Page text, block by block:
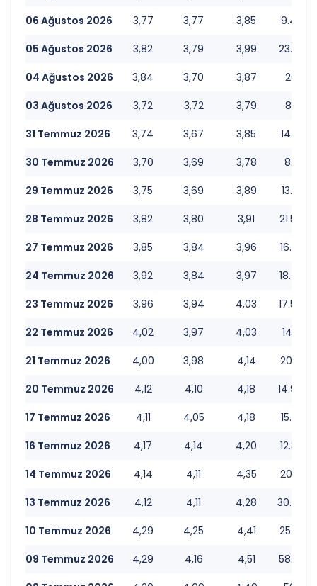
06 Ağustos 2026
3,77 3,77 3,85
05 Ağustos 2026
3,82 3,79 3,99
04 Ağustos 2026
3,84 3,70 3,87
03 Ağustos 2026
3,72 3,72 3,79
31 Temmuz 2026
3,74 3,67 3,85
30 Temmuz 2026
3,70 3,69 3,78
29 Temmuz 2026
3,75 3,69 3,89
28 Temmuz 2026
3,82 3,80 3,91
27 Temmuz 2026
3,85 3,84 3,96
24 Temmuz 2026
3,92 3,84 3,97
23 Temmuz 2026
3,96 3,94 4,03
22 Temmuz 2026
4,02 3,97 4,03
21 Temmuz 2026
4,00 3,98 4,14
20 Temmuz 2026
4,12 4,10 4,18
17 Temmuz 2026
4,11 4,05 4,18
16 Temmuz 2026
4,17 4,14 4,20
14 Temmuz 2026
4,14 4,11 4,35
13 Temmuz 2026
4,12 4,11 4,28
10 Temmuz 2026
4,29 4,25 4,41
09 Temmuz 2026
4,29 4,16 4,51